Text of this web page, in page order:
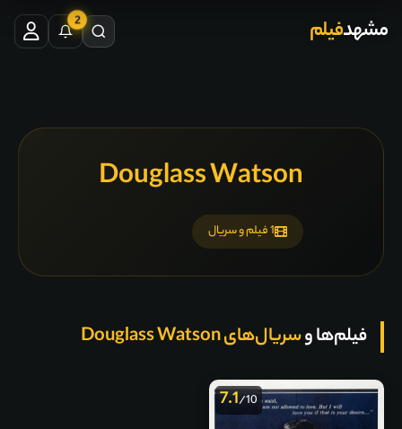
مشهدفیلم 2
Douglass Watson
1 فیلم و سریال
فیلم‌ها وسریال‌های Douglass Watson
7.1/10